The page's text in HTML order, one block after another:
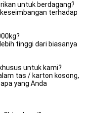
untuk berdagang?
terhadap
tinggi dari biasanya
untuk kami?
tas / karton kosong,
yang Anda